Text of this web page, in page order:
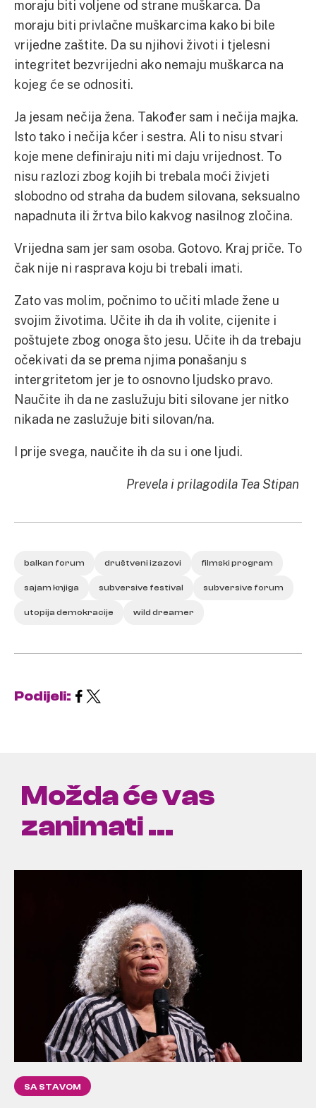
moraju biti voljene od strane muškarca. Da
moraju biti privlačne muškarcima kako bi bile
vrijedne zaštite. Da su njihovi životi i tjelesni
integritet bezvrijedni ako nemaju muškarca na
kojeg će se odnositi.
Ja jesam nečija žena. Također sam i nečija majka.
Isto tako i nečija kćer i sestra. Ali to nisu stvari
koje mene definiraju niti mi daju vrijednost. To
nisu razlozi zbog kojih bi trebala moći živjeti
slobodno od straha da budem silovana, seksualno
napadnuta ili žrtva bilo kakvog nasilnog zločina.
Vrijedna sam jer sam osoba. Gotovo. Kraj priče. To
čak nije ni rasprava koju bi trebali imati.
Zato vas molim, počnimo to učiti mlade žene u
svojim životima. Učite ih da ih volite, cijenite i
poštujete zbog onoga što jesu. Učite ih da trebaju
očekivati da se prema njima ponašanju s
intergritetom jer je to osnovno ljudsko pravo.
Naučite ih da ne zaslužuju biti silovane jer nitko
nikada ne zaslužuje biti silovan/na.
I prije svega, naučite ih da su i one ljudi.
Prevela i prilagodila Tea Stipan
balkan forum društveni izazovi filmski program
sajam knjiga subversive festival subversive forum
utopija demokracije wild dreamer
Podijeli:
Možda će vas
zanimati ...
SA STAVOM